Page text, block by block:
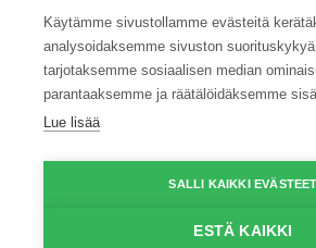
Twitter FacebookYouTubeInstagramLinkedIn
© 2026 ProAgria. Kaikki oikeudet
Käytämme sivustollamme evästeitä
analysoidaksemme sivuston
tarjotaksemme sosiaalisen median
parantaaksemme ja räätälöidäksemme
Lue lisää
SALLI KAIKKI EVÄSTEET
ESTÄ KAIKKI